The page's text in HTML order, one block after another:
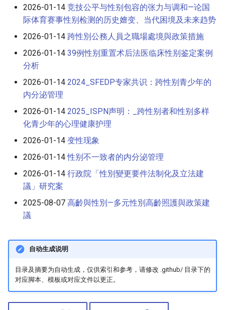
2026-01-14 竞技公平与性别包容的张力与调和—论国
际体育赛事性别检测的历史嬗变、当代困境及未来趋势
2026-01-14 跨性別公務人員之職場處境與政策措施
2026-01-14 39例性别重置术后法医临床性别鉴定案例
分析
2026-01-14 2024_SFEDP专家共识：跨性别青少年的
内分泌管理
2026-01-14 2025_ISPN声明：_跨性别者和性别多样
化青少年的心理健康护理
2026-01-14 变性现象
2026-01-14性别不一致者的内分泌管理
2026-01-14 行政院「性別變更要件法制化及立法建
議」研究案
2025-08-07 高齡與性別—多元性別高齡照護與政策建
議
自动生成说明
目录及摘要为自动生成，仅供索引和参考，请修改 .github/ 目录下的
对应脚本、模板或对应文件以更正。